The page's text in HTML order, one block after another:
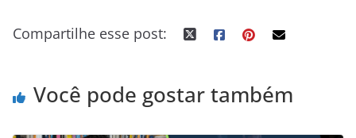
k
n
p
e
Compartilhe esse post:
Você pode gostar também